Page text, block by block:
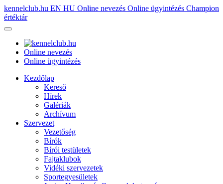
kennelclub.hu EN HU Online nevezés Online ügyintézés Champion
értéktár
Online nevezés
Online ügyintézés
Kezdőlap
Kereső
Hírek
Galériák
Archívum
Szervezet
Vezetőség
Bírók
Bírói testületek
Fajtaklubok
Vidéki szervezetek
Sportegyesületek